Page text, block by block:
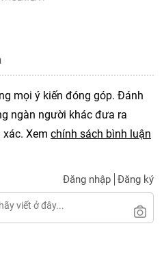
mọi ý kiến đóng góp. Đánh
ngàn người khác đưa ra
Xem chính sách bình luận
Đăng nhập Đăng ký